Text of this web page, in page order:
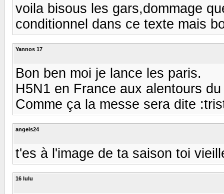
voila bisous les gars,dommage
conditionnel dans ce texte mais
Yannos 17
Bon ben moi je lance les paris.
H5N1 en France aux alentours
Comme ça la messe sera dite
angels24
t'es à l'image de ta saison toi
16 lulu